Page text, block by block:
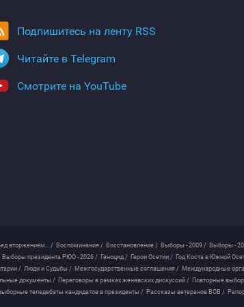
Подпишитесь на ленту RSS
Читайте в Telegram
Смотрите на YouTube
вторжением... / Воспоминания / Восстановление / Выборы - 2009 / Выборы -
Выборы президента РЮО - 2026 / Геноцид / Герои Осетии / Год Коста в Южной
/ Люди и Судьбы / Межгосударственные соглашения / Международные
документы / Переговоры в рамках женевских дискуссий / Повторные
теледебаты кандидатов в президенты / Рассказы ветеранов ВОВ /